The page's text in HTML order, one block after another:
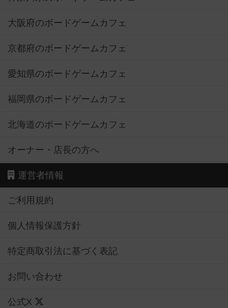
大阪府のボードゲームカフェ
京都府のボードゲームカフェ
愛知県のボードゲームカフェ
福岡県のボードゲームカフェ
北海道のボードゲームカフェ
オーナー・店長の方へ
運営者情報
ご利用規約
個人情報保護方針
特定商取引法に基づく表記
お問い合わせ
公式X